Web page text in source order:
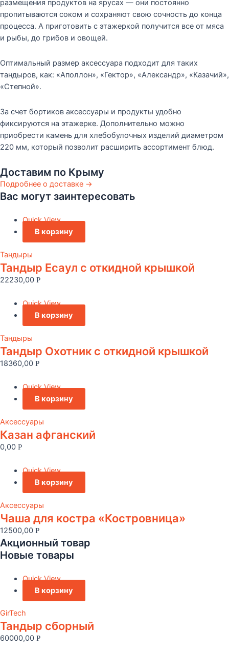
размещения продуктов на ярусах — они постоянно
пропитываются соком и сохраняют свою сочность до конца
процесса. А приготовить с этажеркой получится все от мяса
и рыбы, до грибов и овощей.
Оптимальный размер аксессуара подходит для таких
тандыров, как: «Аполлон», «Гектор», «Александр», «Казачий»,
«Степной».
За счет бортиков аксессуары и продукты удобно
фиксируются на этажерке. Дополнительно можно
приобрести камень для хлебобулочных изделий диаметром
220 мм, который позволит расширить ассортимент блюд.
Доставим по Крыму
Подробнее о доставке →
Вас могут заинтересовать
Quick View
В корзину
Тандыры
Тандыр Есаул c откидной крышкой
22230,00 Р
Quick View
В корзину
Тандыры
Тандыр Охотник c откидной крышкой
18360,00 Р
Quick View
В корзину
Аксессуары
Казан афганский
0,00 Р
Quick View
В корзину
Аксессуары
Чаша для костра «Костровница»
12500,00 Р
Акционный товар
Новые товары
Quick View
В корзину
GirTech
Тандыр сборный
60000,00 Р